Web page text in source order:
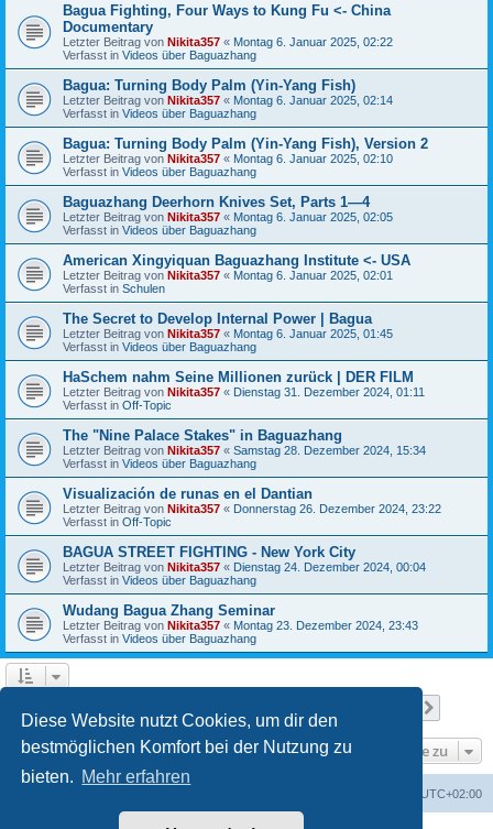
Diese Website nutzt Cookies, um dir den
bestmöglichen Komfort bei der Nutzung zu
bieten. Mehr erfahren
Bagua Fighting, Four Ways to Kung Fu <- China
Documentary
Letzter Beitrag von Nikita357 « Montag 6. Januar 2025, 02:22
Verfasst in Videos über Baguazhang
Bagua: Turning Body Palm (Yin-Yang Fish)
Letzter Beitrag von Nikita357 « Montag 6. Januar 2025, 02:14
Verfasst in Videos über Baguazhang
Bagua: Turning Body Palm (Yin-Yang Fish), Version 2
Letzter Beitrag von Nikita357 « Montag 6. Januar 2025, 02:10
Verfasst in Videos über Baguazhang
Baguazhang Deerhorn Knives Set, Parts 1—4
Letzter Beitrag von Nikita357 « Montag 6. Januar 2025, 02:05
Verfasst in Videos über Baguazhang
American Xingyiquan Baguazhang Institute <- USA
Letzter Beitrag von Nikita357 « Montag 6. Januar 2025, 02:01
Verfasst in Schulen
The Secret to Develop Internal Power | Bagua
Letzter Beitrag von Nikita357 « Montag 6. Januar 2025, 01:45
Verfasst in Videos über Baguazhang
HaSchem nahm Seine Millionen zurück | DER FILM
Letzter Beitrag von Nikita357 « Dienstag 31. Dezember 2024, 01:11
Verfasst in Off-Topic
The "Nine Palace Stakes" in Baguazhang
Letzter Beitrag von Nikita357 « Samstag 28. Dezember 2024, 15:34
Verfasst in Videos über Baguazhang
Visualización de runas en el Dantian
Letzter Beitrag von Nikita357 « Donnerstag 26. Dezember 2024, 23:22
Verfasst in Off-Topic
BAGUA STREET FIGHTING - New York City
Letzter Beitrag von Nikita357 « Dienstag 24. Dezember 2024, 00:04
Verfasst in Videos über Baguazhang
Wudang Bagua Zhang Seminar
Letzter Beitrag von Nikita357 « Montag 23. Dezember 2024, 23:43
Verfasst in Videos über Baguazhang
Gehe zu
UTC+02:00